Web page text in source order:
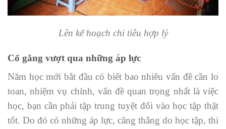
Lên kế hoạch chi tiêu hợp lý
Cố gắng vượt qua những áp lực
Năm học mới bắt đầu có biết bao nhiêu vấn đề cần lo
toan, nhiệm vụ chính, vấn đề quan trọng nhất là việc
học, bạn cần phải tập trung tuyệt đối vào học tập thật
tốt. Do đó có những áp lực, căng thẳng do học tập, thi